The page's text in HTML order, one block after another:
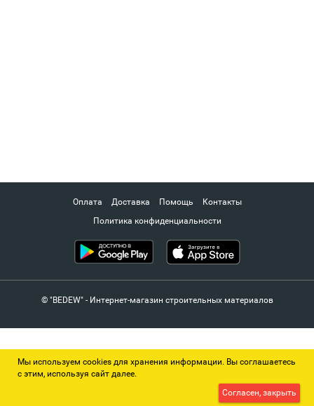
Оплата Доставка Помощь
Контакты
Политика конфиденциальности
© "BEDEW" - Интернет-магазин строительных материалов
Мы используем cookies для хранения информации. Вы соглашаетесь
с этим, используя сайт далее.
Согласен, закрыть